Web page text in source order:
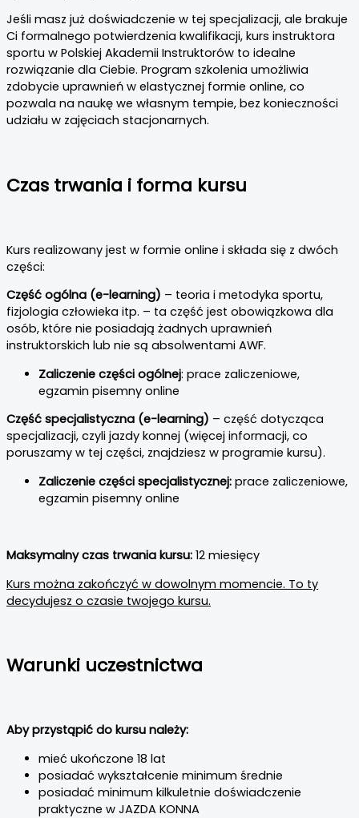
Jeśli masz już doświadczenie w tej specjalizacji, ale brakuje
Ci formalnego potwierdzenia kwalifikacji, kurs instruktora
sportu w Polskiej Akademii Instruktorów to idealne
rozwiązanie dla Ciebie. Program szkolenia umożliwia
zdobycie uprawnień w elastycznej formie online, co
pozwala na naukę we własnym tempie, bez konieczności
udziału w zajęciach stacjonarnych.
Czas trwania i forma kursu
Kurs realizowany jest w formie online i składa się z dwóch
części:
Część ogólna (e-learning) – teoria i metodyka sportu,
fizjologia człowieka itp. – ta część jest obowiązkowa dla
osób, które nie posiadają żadnych uprawnień
instruktorskich lub nie są absolwentami AWF.
Zaliczenie części ogólnej: prace zaliczeniowe,
egzamin pisemny online
Część specjalistyczna (e-learning) – część dotycząca
specjalizacji, czyli jazdy konnej (więcej informacji, co
poruszamy w tej części, znajdziesz w programie kursu).
Zaliczenie części specjalistycznej: prace zaliczeniowe,
egzamin pisemny online
Maksymalny czas trwania kursu: 12 miesięcy
Kurs można zakończyć w dowolnym momencie. To ty
decydujesz o czasie twojego kursu.
Warunki uczestnictwa
Aby przystąpić do kursu należy:
mieć ukończone 18 lat
posiadać wykształcenie minimum średnie
posiadać minimum kilkuletnie doświadczenie
praktyczne w JAZDA KONNA